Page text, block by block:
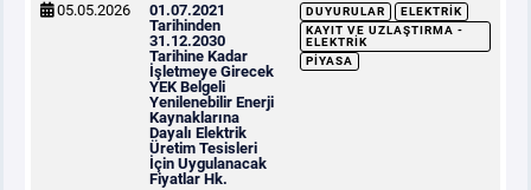
05.05.2026
01.07.2021
Tarihinden
31.12.2030
Tarihine Kadar
İşletmeye Girecek
YEK Belgeli
Yenilenebilir Enerji
Kaynaklarına
Dayalı Elektrik
Üretim Tesisleri
İçin Uygulanacak
Fiyatlar Hk.
DUYURULAR
ELEKTRIK
KAYIT VE UZLAŞTIRMA -
ELEKTRIK
PIYASA